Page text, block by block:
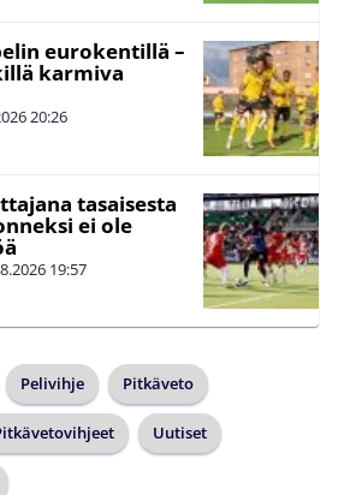
eurokentillä –
karmiva
20:26
tasaisesta
ei ole
19:57
Pelivihje Pitkäveto
Uutiset